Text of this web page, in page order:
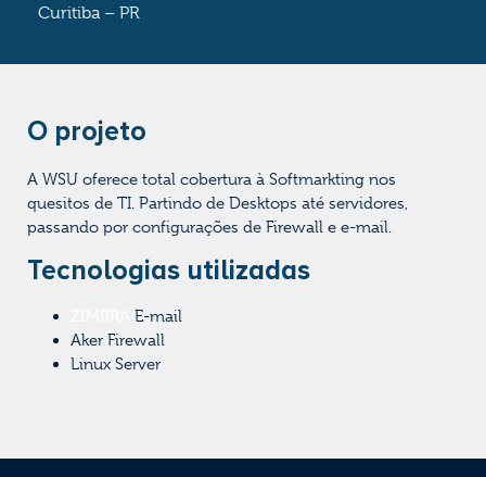
Curitiba – PR
O projeto
A WSU oferece total cobertura à Softmarkting nos
quesitos de TI. Partindo de Desktops até servidores,
passando por configurações de Firewall e e-mail.
Tecnologias utilizadas
E-mail
Aker Firewall
Linux Server